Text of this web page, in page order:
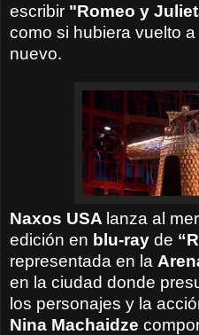
escribir "Romeo y
como si hubiera vuelto
nuevo.
Naxos USA lanza al
edición en blu-ray de
representada en la
en la ciudad donde
los personajes y la
Nina Machaidze